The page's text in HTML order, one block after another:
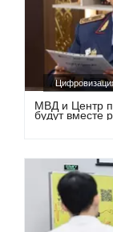
МВД и Центр
будут вместе